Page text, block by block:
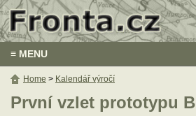
≡ MENU
První vzlet prototypu
Home > Kalendář výročí